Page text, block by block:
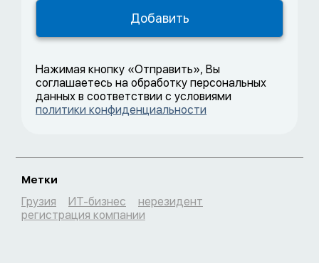
Нажимая кнопку «Отправить», Вы
соглашаетесь на обработку персональных
данных в соответствии с условиями
политики конфиденциальности
Метки
Грузия ИТ-бизнес
нерезидент
регистрация компании